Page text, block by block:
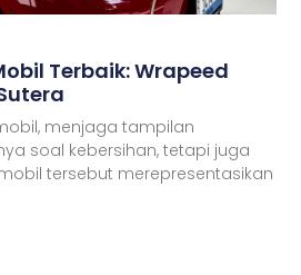
Terbaik: Wrapeed
menjaga tampilan
soal kebersihan, tetapi juga
tersebut merepresentasikan